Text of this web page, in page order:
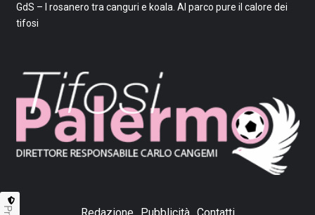
GdS – I rosanero tra canguri e koala. Al parco pure il calore dei
tifosi